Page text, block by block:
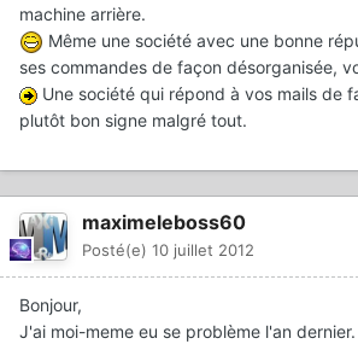
machine arrière.
Même une société avec une bonne
ses commandes de façon désorganisée,
Une société qui répond à vos mails de
plutôt bon signe malgré tout.
maximeleboss60
Posté(e) 10 juillet 2012
Bonjour,
J'ai moi-meme eu se problème l'an dernier.